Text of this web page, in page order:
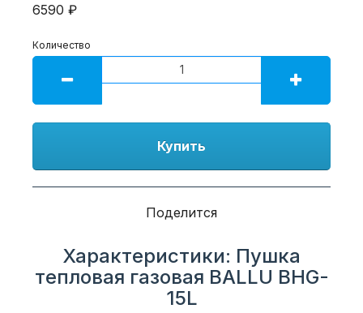
6590 ₽
Количество
Купить
Поделится
Характеристики: Пушка
тепловая газовая BALLU BHG-
15L